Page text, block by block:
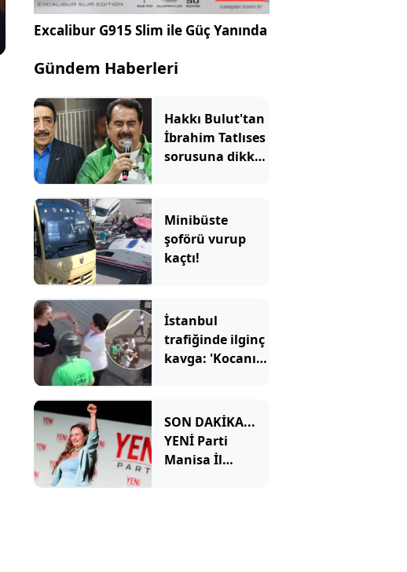
Excalibur G915 Slim ile Güç Yanında
Gündem Haberleri
Hakkı Bulut'tan
İbrahim Tatlıses
sorusuna dikkat
Minibüste
şoförü vurup
kaçtı!
İstanbul
trafiğinde ilginç
kavga: 'Kocanı
SON DAKİKA...
YENİ Parti
Manisa İl